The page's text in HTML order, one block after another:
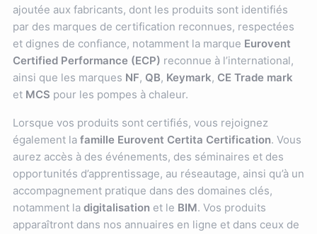
ajoutée aux fabricants, dont les produits sont identifiés
par des marques de certification reconnues, respectées
et dignes de confiance, notamment la marque Eurovent
Certified Performance (ECP) reconnue à l’international,
ainsi que les marques NF, QB, Keymark, CE Trade mark
et MCS pour les pompes à chaleur.
Lorsque vos produits sont certifiés, vous rejoignez
également la famille Eurovent Certita Certification. Vous
aurez accès à des événements, des séminaires et des
opportunités d’apprentissage, au réseautage, ainsi qu’à un
accompagnement pratique dans des domaines clés,
notamment la digitalisation et le BIM. Vos produits
apparaîtront dans nos annuaires en ligne et dans ceux de